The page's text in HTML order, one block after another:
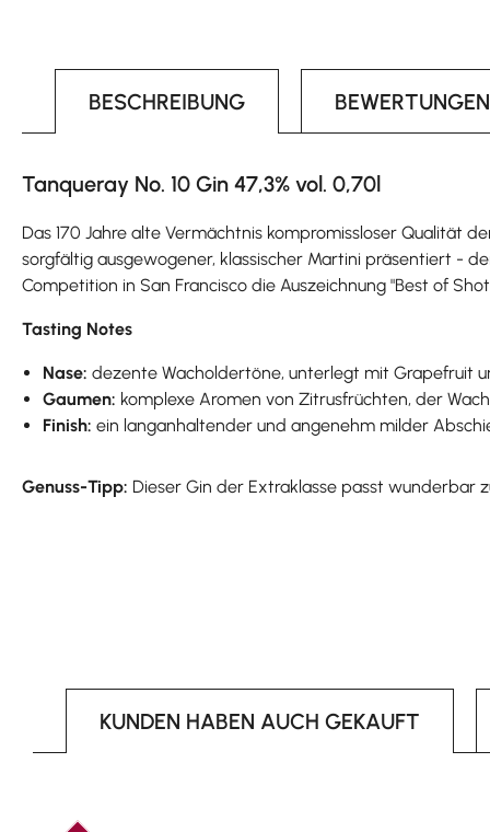
BESCHREIBUNG BEWERTUNGEN
Tanqueray No. 10 Gin 47,3% vol. 0,70l
Das 170 Jahre alte Vermächtnis kompromissloser Qualität
sorgfältig ausgewogener, klassischer Martini präsentiert -
Competition in San Francisco die Auszeichnung "Best of
Tasting Notes
Nase:dezente Wacholdertöne, unterlegt mit Grapefruit
Gaumen: komplexe Aromen von Zitrusfrüchten, der
Finish:ein langanhaltender und angenehm milder
Genuss-Tipp: Dieser Gin der Extraklasse passt wunderbar
KUNDEN HABEN AUCH GEKAUFT